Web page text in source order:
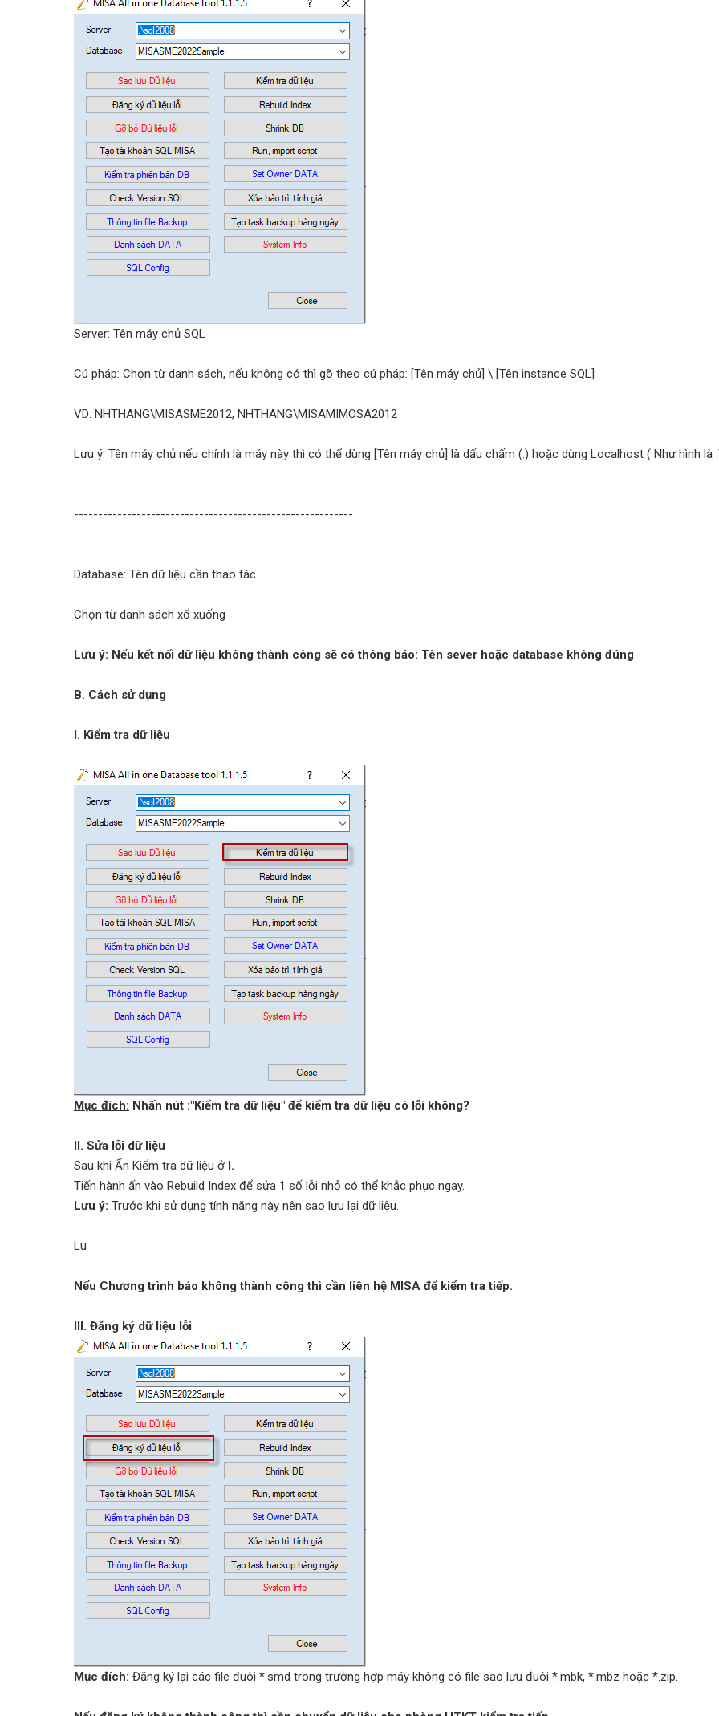
Server: Tên máy chủ SQL
Cú pháp: Chọn từ danh sách, nếu không có thì gõ theo cú pháp: [Tên máy chủ] \ [Tên instance SQL]
VD: NHTHANG\MISASME2012, NHTHANG\MISAMIMOSA2012
Lưu ý: Tên máy chủ nếu chính là máy này thì có thể dùng [Tên máy chủ] là dấu chấm (.) hoặc dùng Localhost ( Như hình là
----------------------------------------------------------
Database: Tên dữ liệu cần thao tác
Chọn từ danh sách xổ xuống
Lưu ý: Nếu kết nối dữ liệu không thành công sẽ có thông báo: Tên sever hoặc database không đúng
B. Cách sử dụng
I. Kiểm tra dữ liệu
Mục đích: Nhấn nút :"Kiểm tra dữ liệu" để kiểm tra dữ liệu có lỗi không?
II. Sửa lỗi dữ liệu
Sau khi Ấn Kiểm tra dữ liệu ở I.
Tiến hành ấn vào Rebuild Index để sửa 1 số lỗi nhỏ có thể khắc phục ngay.
Lưu ý: Trước khi sử dụng tính năng này nên sao lưu lại dữ liệu.
Lu
Nếu Chương trình báo không thành công thì cần liên hệ MISA để kiểm tra tiếp.
III. Đăng ký dữ liệu lỗi
Mục đích: Đăng ký lại các file đuôi *.smd trong trường hợp máy không có file sao lưu đuôi *.mbk, *.mbz hoặc *.zip.